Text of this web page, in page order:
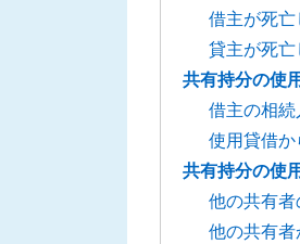
借主が死
貸主が死
共有持分の使
借主の相
使用貸借
共有持分の使
他の共有者
他の共有者